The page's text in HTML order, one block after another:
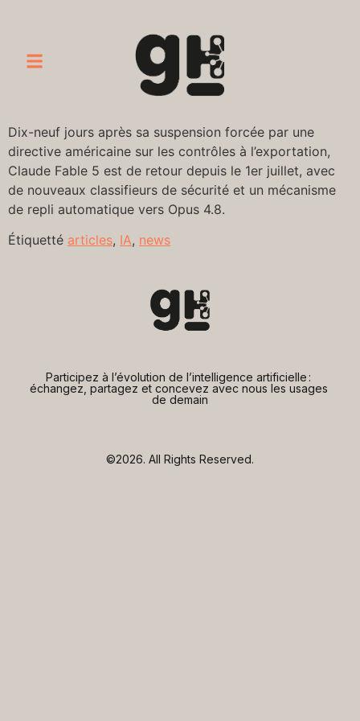
Dix-neuf jours après sa suspension forcée par une
directive américaine sur les contrôles à l’exportation,
Claude Fable 5 est de retour depuis le 1er juillet, avec
de nouveaux classifieurs de sécurité et un mécanisme
de repli automatique vers Opus 4.8.
Étiquetté articles, IA, news
Participez à l’évolution de l’intelligence artificielle :
échangez, partagez et concevez avec nous les usages
de demain
©2026. All Rights Reserved.